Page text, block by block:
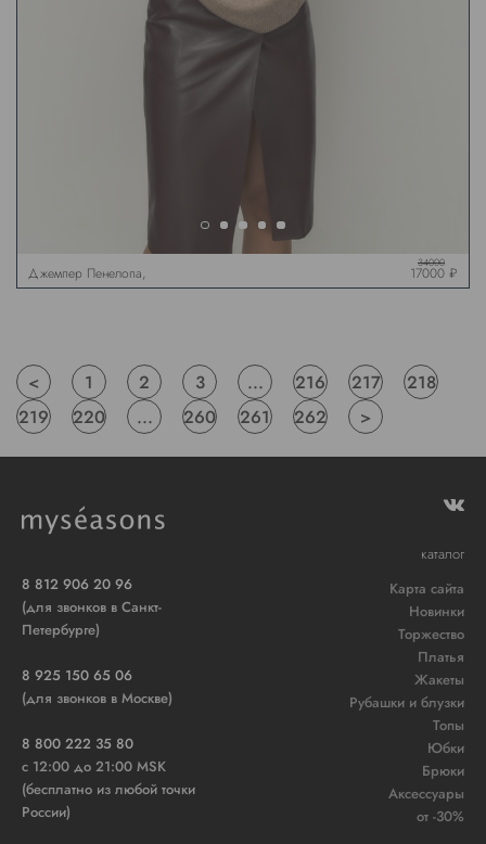
Джемпер Пенелопа,
бежевый
34000
17000 ₽
< 1 2 3 ... 216 217
218
219
220 ... 260 261 262 >
8 812 906 20 96
(для звонков в Санкт-
Петербурге)
8 925 150 65 06
(для звонков в Москве)
8 800 222 35 80
c 12:00 до 21:00 MSK
(бесплатно из любой точки
России)
каталог
Карта сайта
Новинки
Торжество
Платья
Жакеты
Рубашки и блузки
Топы
Юбки
Брюки
Аксессуары
от -30%